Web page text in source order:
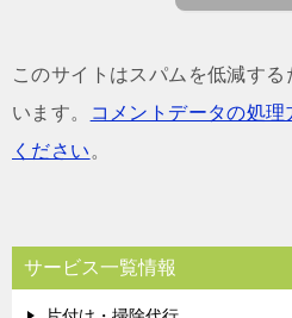
このサイトはスパムを低減す
います。
コメントデータの処
ください 。
サービス一覧情報